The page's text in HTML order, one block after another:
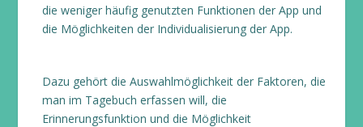
die weniger häufig genutzten Funktionen der App und
die Möglichkeiten der Individualisierung der App.
Dazu gehört die Auswahlmöglichkeit der Faktoren, die
man im Tagebuch erfassen will, die
Erinnerungsfunktion und die Möglichkeit